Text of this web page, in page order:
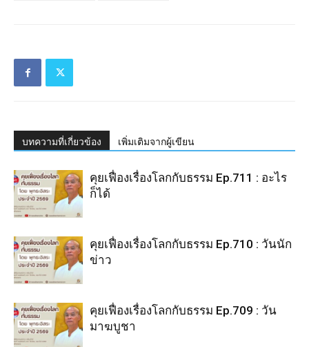
บทความที่เกี่ยวข้อง เพิ่มเติมจากผู้เขียน
คุยเฟื่องเรื่องโลกกับธรรม Ep.711 : อะไร
ก็ได้
คุยเฟื่องเรื่องโลกกับธรรม Ep.710 : วันนัก
ข่าว
คุยเฟื่องเรื่องโลกกับธรรม Ep.709 : วัน
มาฆบูชา